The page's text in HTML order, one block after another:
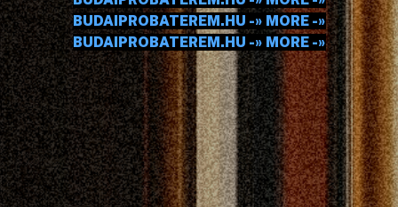
BUDAIPROBATEREM.HU -» MORE -»
BUDAIPROBATEREM.HU -» MORE -»